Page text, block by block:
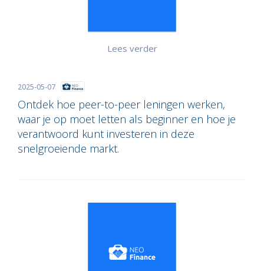
2025-05-07
Ontdek hoe peer-to-peer leningen werken,
waar je op moet letten als beginner en hoe je
verantwoord kunt investeren in deze
snelgroeiende markt.
Lees verder